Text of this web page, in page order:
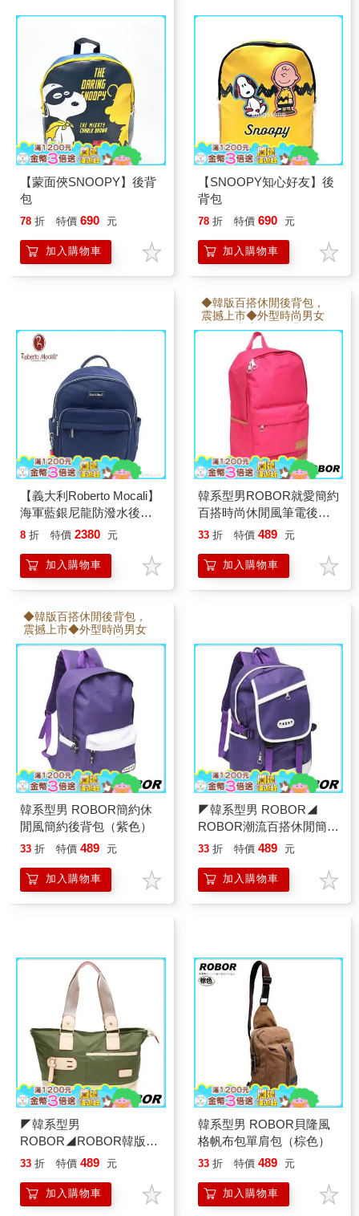
【蒙面俠SNOOPY】後背
包
78 折 特價 690 元
加入購物車
【SNOOPY知心好友】後
背包
78 折 特價 690 元
加入購物車
【義大利Roberto Mocali】
海軍藍銀尼龍防潑水後背
包(送活動式緊急吹哨)RM-
8 折 特價 2380 元
加入購物車
◆韓版百搭休閒後背包，
震撼上市◆外型時尚男女
適用，潮流休閒後背包◆
可放13吋筆電、精細車
工，輕便有型◆品味與質
感兼俱，外出逛街遊玩皆
韓系型男ROBOR就愛簡約
百搭時尚休閒風筆電後背
包（梅紅）
33 折 特價 489 元
加入購物車
◆韓版百搭休閒後背包，
震撼上市◆外型時尚男女
適用，潮流休閒後背包◆
可放13吋筆電、精細車
工，輕便有型◆品味與質
感兼俱，外出逛街遊玩皆
韓系型男 ROBOR簡約休
閒風簡約後背包（紫色）
33 折 特價 489 元
加入購物車
◤韓系型男 ROBOR◢
ROBOR潮流百搭休閒簡約
後背包（紫色）
33 折 特價 489 元
加入購物車
◤韓系型男
ROBOR◢ROBOR韓版休
閒百搭中性尼龍側背包旅
33 折 特價 489 元
加入購物車
韓系型男 ROBOR貝隆風
格帆布包單肩包（棕色）
33 折 特價 489 元
加入購物車